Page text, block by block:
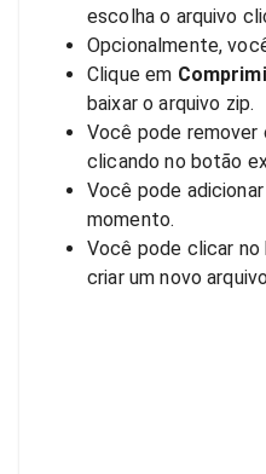
escolha o arquivo
Opcionalmente,
Clique em
baixar o arquivo zip.
Você pode
clicando no botão
Você pode
momento.
Você pode clicar
criar um novo